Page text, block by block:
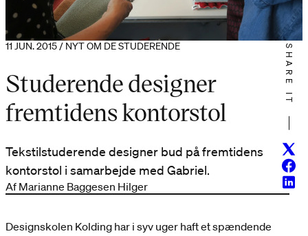
11 JUN. 2015 / NYT OM DE STUDERENDE
Studerende designer
fremtidens kontorstol
Tekstilstuderende designer bud på fremtidens
kontorstol i samarbejde med Gabriel.
Af Marianne Baggesen Hilger
SHARE IT
Designskolen Kolding har i syv uger haft et spændende